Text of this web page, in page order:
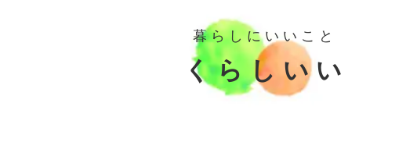
暮 ら し に い い こ と
く ら し い い